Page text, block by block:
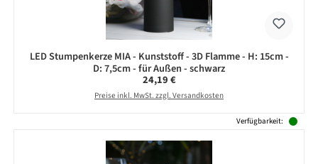
LED Stumpenkerze MIA - Kunststoff - 3D Flamme - H: 15cm -
D: 7,5cm - für Außen - schwarz
Regulärer Preis:
24,19 €
Preise inkl. MwSt. zzgl. Versandkosten
Verfügbarkeit: